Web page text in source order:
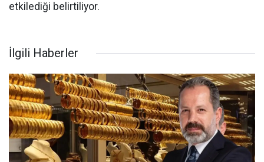
etkilediği belirtiliyor.
İlgili Haberler